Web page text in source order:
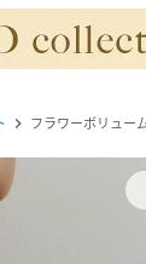
navigate_next フラワーボリュー